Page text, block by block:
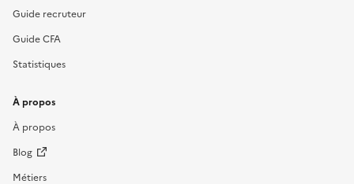
Guide recruteur
Guide CFA
Statistiques
À propos
À propos
Blog
Métiers